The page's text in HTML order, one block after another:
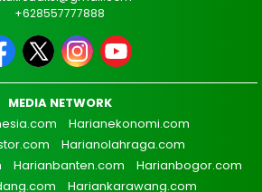
+628557777888
MEDIA NETWORK
Harianekonomi.com
Harianolahraga.com
Harianbanten.com
Harianbogor.com
Hariankarawang.com